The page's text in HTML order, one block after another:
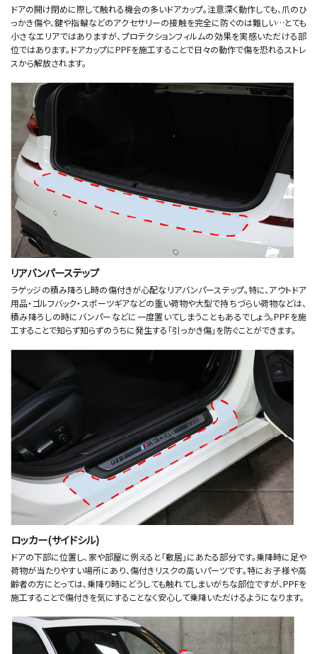
ドアの開け閉めに際して触れる機会の多いドアカップ。注意深く動作しても、爪のひ
っかき傷や、鍵や指輪などのアクセサリーの接触を完全に防ぐのは難しい…とても
小さなエリアではありますが、プロテクションフィルムの効果を実感いただける部
位ではあります。ドアカップにPPFを施工することで日々の動作で傷を恐れるストレ
スから解放されます。
リアバンパーステップ
ラゲッジの積み降ろし時の傷付きが心配なリアバンパーステップ。特に、アウトドア
用品・ゴルフバック・スポーツギアなどの重い荷物や大型で持ちづらい荷物などは、
積み降ろしの時にバンパーなどに一度置いてしまうこともあるでしょう。PPFを施
工することで知らず知らずのうちに発生する「引っかき傷」を防ぐことができます。
ロッカー(サイドシル)
ドアの下部に位置し、家や部屋に例えると「敷居」にあたる部分です。乗降時に足や
荷物が当たりやすい場所にあり、傷付きリスクの高いパーツです。特にお子様や高
齢者の方にとっては、乗降り時にどうしても触れてしまいがちな部位ですが、PPFを
施工することで傷付きを気にすることなく安心して乗降いただけるようになります。